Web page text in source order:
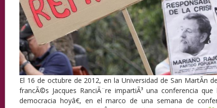
El 16 de octubre de 2012, en la Universidad de San MartÃ­n
francÃ©s Jacques RanciÃ¨re impartiÃ³ una conferencia
democracia hoyâ€, en el marco de una semana de